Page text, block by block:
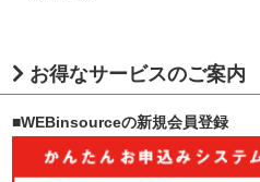
お得なサービスのご案内
■WEBinsourceの新規会員登録